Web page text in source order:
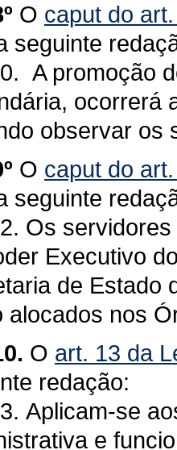
O caput do
seguinte
A promoção
ocorrerá
observar os
O caput do
seguinte
Os
Executivo
de Estado
alocados nos
O art. 13 da
redação:
Aplicam-se
e